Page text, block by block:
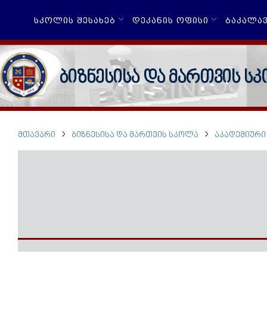
ᲡᲙᲝᲚᲘᲡ ᲨᲔᲡᲐᲮᲔᲑ ᲓᲔᲙᲐᲜᲘᲡ ᲝᲤᲘᲡᲘ
ბიზნესისა და მართვის
ᲛᲗᲐᲕᲐᲠᲘ ᲑᲘᲖᲜᲔᲡᲘᲡᲐ ᲓᲐ ᲛᲐᲠᲗᲕᲘᲡ ᲡᲙᲝᲚᲐ